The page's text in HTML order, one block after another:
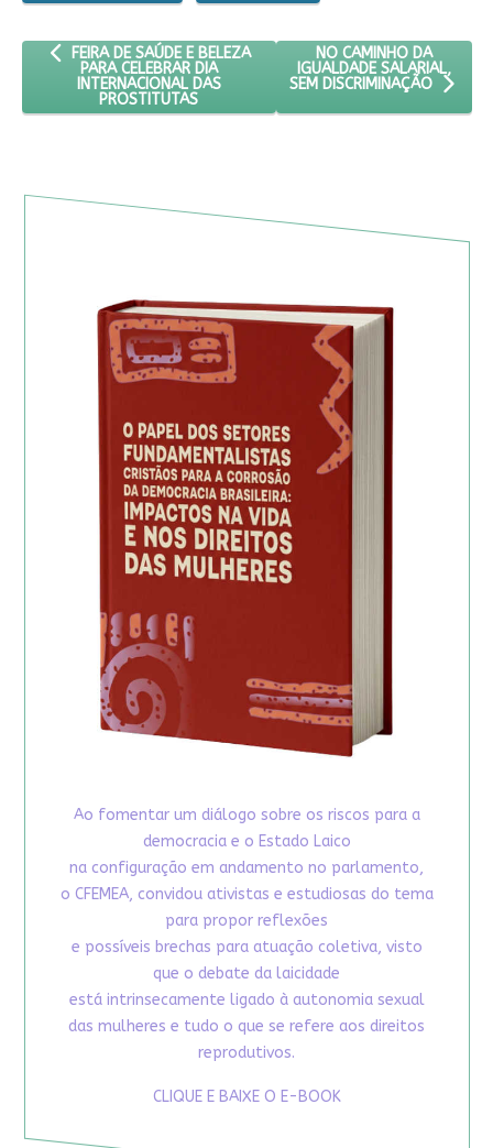
ARTIGO ANTERIOR: FEIRA DE SAÚDE E BELEZA PARA
FEIRA DE SAÚDE E BELEZA
PARA CELEBRAR DIA
INTERNACIONAL DAS
PROSTITUTAS
PRÓXIMO ARTIGO: NO
NO CAMINHO DA
IGUALDADE SALARIAL,
SEM DISCRIMINAÇÃO
Ao fomentar um diálogo sobre os riscos para a
democracia e o Estado Laico
na configuração em andamento no parlamento,
o CFEMEA, convidou ativistas e estudiosas do tema
para propor reflexões
e possíveis brechas para atuação coletiva, visto
que o debate da laicidade
está intrinsecamente ligado à autonomia sexual
das mulheres e tudo o que se refere aos direitos
reprodutivos.
CLIQUE E BAIXE O E-BOOK